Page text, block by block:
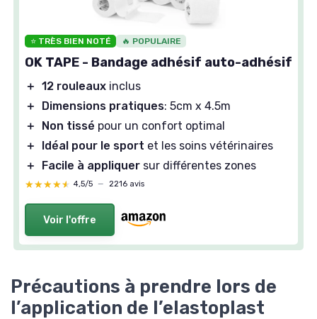
⭐ TRÈS BIEN NOTÉ 🔥 POPULAIRE
OK TAPE - Bandage adhésif auto-adhésif
＋ 12 rouleaux inclus
＋
Dimensions pratiques: 5cm x 4.5m
＋
Non tissé pour un confort optimal
＋
Idéal pour le sport et les soins vétérinaires
＋
Facile à appliquer sur différentes zones
★★★★★
★★★★★ 4,5/5 — 2216 avis
Voir l'offre
Précautions à prendre lors de
l’application de l’elastoplast